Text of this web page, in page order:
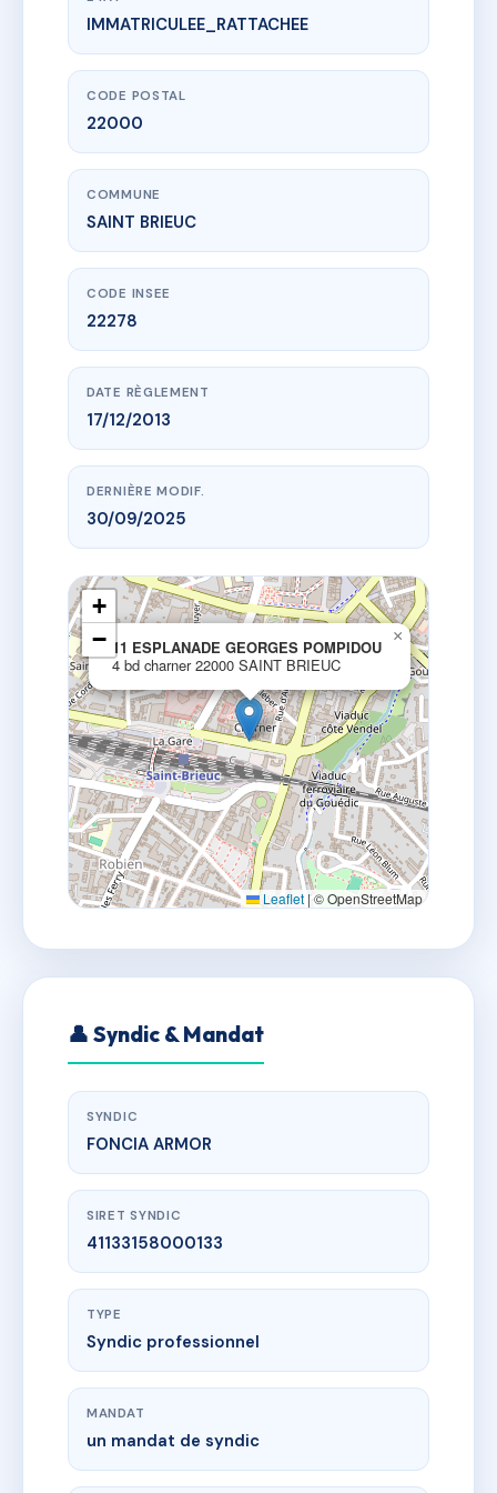
www.vme.plus/AC6790505
11 ESPLANADE GEORGES POMPIDOU
4 bd charner22000 SAINT BRIEUC
IMMATRICULEE_RATTACHEE
CODE POSTAL
22000
COMMUNE
SAINT BRIEUC
CODE INSEE
22278
DATE RÈGLEMENT
17/12/2013
DERNIÈRE MODIF.
30/09/2025
11 ESPLANADE GEORGES POMPIDOU
4 bd charner 22000 SAINT BRIEUC
×
+
−
Leaflet |© OpenStreetMap
👤 Syndic & Mandat
SYNDIC
FONCIA ARMOR
SIRET SYNDIC
41133158000133
TYPE
Syndic professionnel
MANDAT
un mandat de syndic